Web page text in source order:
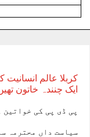
کربلا عالم انسانیت
ایک چنندہ خاتون
پی ڈی پی کی خواتین
سیاست داں محترمہ